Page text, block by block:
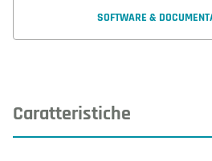
SOFTWARE &
Caratteristiche